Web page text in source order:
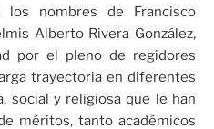
los nombres de Francisco
Alberto Rivera González,
por el pleno de regidores
trayectoria en diferentes
social y religiosa que le han
méritos, tanto académicos